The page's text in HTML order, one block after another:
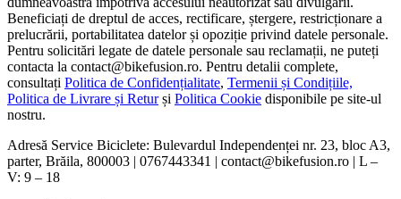
Beneficiați de dreptul de acces, rectificare, ștergere, restricționare a
prelucrării, portabilitatea datelor și opoziție privind datele personale.
Pentru solicitări legate de datele personale sau reclamații, ne puteți
contacta la contact@bikefusion.ro. Pentru detalii complete,
consultați Politica de Confidențialitate, Termenii și Condițiile,
Politica de Livrare și Returși Politica Cookie disponibile pe site-ul
nostru.
Adresă Service Biciclete: Bulevardul Independenței nr. 23, bloc A3,
parter, Brăila, 800003 | 0767443341 | contact@bikefusion.ro | L –
V: 9 – 18